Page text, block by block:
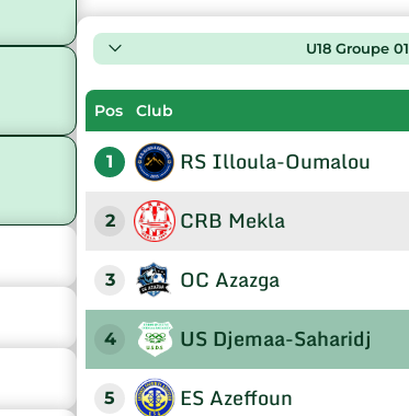
U18 Groupe 01
Pos Club
1 RS Illoula-Oumalou
2 CRB Mekla
3 OC Azazga
4 US Djemaa-Saharidj
5 ES Azeffoun